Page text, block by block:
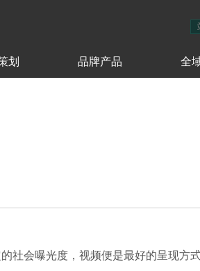
划 品牌产品 全
社会曝光度，视频便是最好的呈现